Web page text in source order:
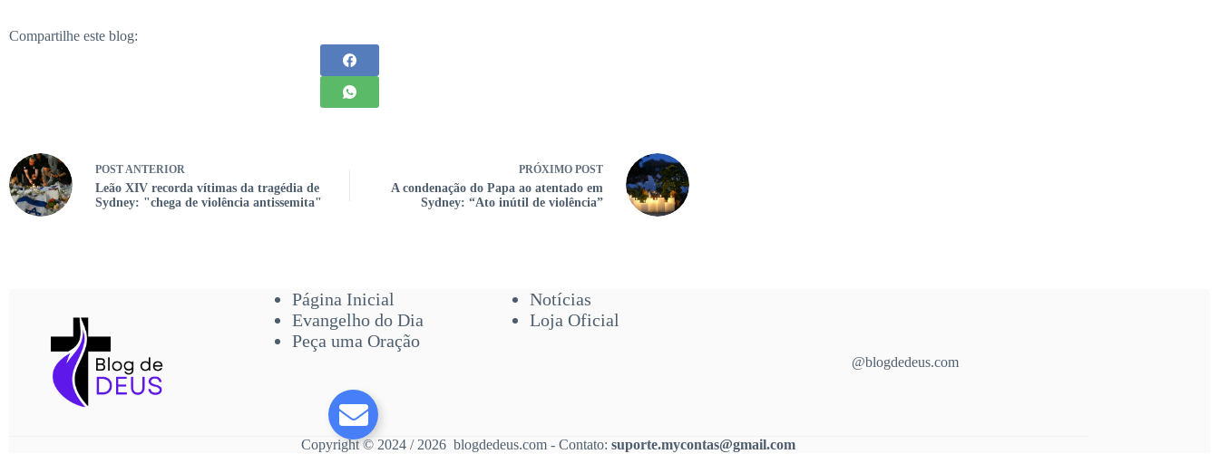
Compartilhe este blog:
POST ANTERIOR
Leão XIV recorda vítimas da tragédia de
Sydney: "chega de violência antissemita"
PRÓXIMO POST
A condenação do Papa ao atentado em
Sydney: “Ato inútil de violência”
Página Inicial
Evangelho do Dia
Peça uma Oração
Notícias
Loja Oficial
@blogdedeus.com
Copyright © 2024 / 2026 blogdedeus.com - Contato:suporte.mycontas@gmail.com